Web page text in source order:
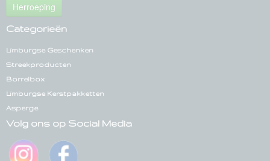
Herroeping
Categorieën
Limburgse Geschenken
Streekproducten
Borrelbox
Limburgse Kerstpakketten
Asperge
Volg ons op Social Media